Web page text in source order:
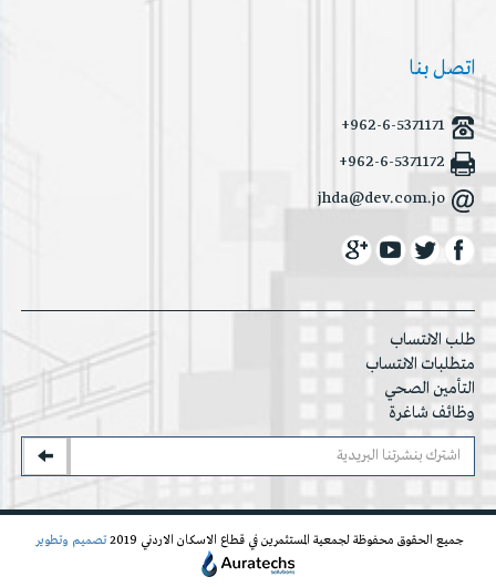
اتصل بنا
+962-6-5371171
+962-6-5371172
jhda@dev.com.jo
طلب الانتساب
متطلبات الانتساب
التأمين الصحي
وظائف شاغرة
جميع الحقوق محفوظة لجمعية المستثمرين في قطاع الاسكان الاردني 2019 تصميم وتطوير